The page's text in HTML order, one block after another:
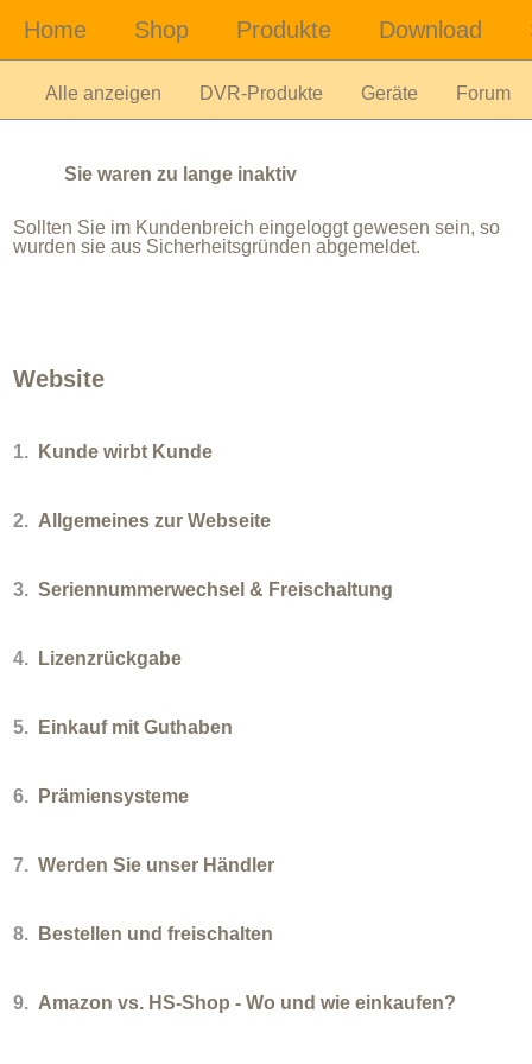
Alle anzeigen DVR-Produkte Geräte Forum
Sie waren zu lange inaktiv
Sollten Sie im Kundenbreich eingeloggt gewesen sein, so
wurden sie aus Sicherheitsgründen abgemeldet.
Website
1. Kunde wirbt Kunde
2. Allgemeines zur Webseite
3. Seriennummerwechsel & Freischaltung
4. Lizenzrückgabe
5. Einkauf mit Guthaben
6. Prämiensysteme
7. Werden Sie unser Händler
8. Bestellen und freischalten
9. Amazon vs. HS-Shop - Wo und wie einkaufen?